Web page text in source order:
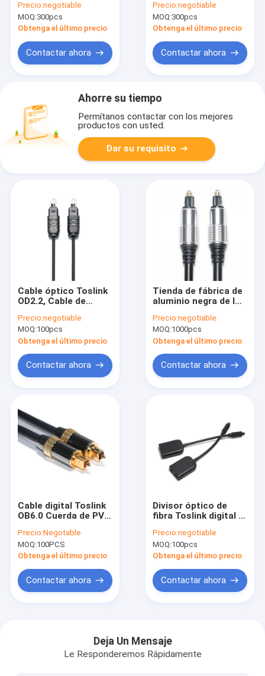
Sobre nosotros
Gold Plug Frosted
Shell Knited de la
cuerda de 1M For
CD/del DVD
Precio:negotiable
MOQ:300pcs
Obtenga el último precio
Contactar ahora
Rope Gold Plug
Frosted Shell For
CD/DVD del Toslink
Precio:negotiable
MOQ:300pcs
Obtenga el último precio
Contactar ahora
Ahorre su tiempo
Permítanos contactar con los mejores
productos con usted.
Dar su requisito
Cable óptico Toslink
OD2.2, Cable de
negro para barra de
sonido, Mini
reproductor de CD
Precio:negotiable
MOQ:100pcs
Obtenga el último precio
Contactar ahora
Tienda de fábrica de
aluminio negra de los
fidelidad del PVC
OD5.0 Shell Plated
Gold Ports del cable
de audio de TOSLINK
para el amplificador
Soundbar
Precio:negotiable
MOQ:1000pcs
Obtenga el último precio
Contactar ahora
Cable digital Toslink
OB6.0 Cuerda de PVC
Borde de metal
Interfaz dorada 1.2M
2M
Precio:Negotable
MOQ:100PCS
Obtenga el último precio
Contactar ahora
Divisor óptico de
fibra Toslink digital 1
Mejora de la señal del
cable del adaptador
de audio
Precio:negotiable
MOQ:100pcs
Obtenga el último precio
Contactar ahora
Deja Un Mensaje
Le Responderemos Rápidamente